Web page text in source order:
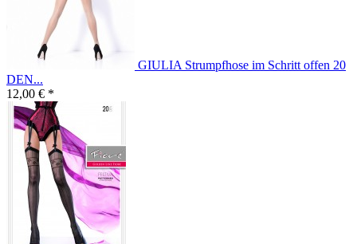
GIULIA Strumpfhose im Schritt offen 20
DEN...
12,00 € *